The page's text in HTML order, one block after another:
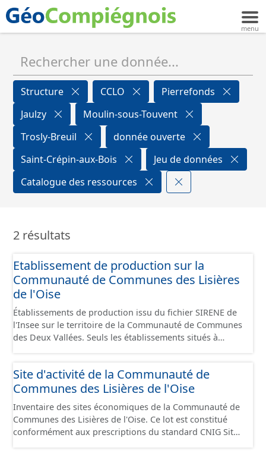
Structure CCLO
Pierrefonds
Jaulzy
Moulin-sous-Touvent
Trosly-Breuil
donnée ouverte
Saint-Crépin-aux-Bois
Jeu de données
Catalogue des ressources
2 résultats
Etablissement de production sur la
Communauté de Communes des Lisières
de l'Oise
Établissements de production issu du fichier SIRENE de
l'Insee sur le territoire de la Communauté de Communes
des Deux Vallées. Seuls les établissements situés à
conformément aux prescriptions du standard CNIG Sites
Économiques. Ce lot ne contient pas la référence aux
delà des prescriptions du CNIG se limitant aux SCI.
Site d'activité de la Communauté de
Communes des Lisières de l'Oise
Inventaire des sites économiques de la Communauté de
Communes des Lisières de l'Oise. Ce lot est constitué
conformément aux prescriptions du standard CNIG Sites